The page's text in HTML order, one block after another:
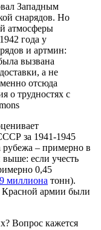
Западным
снарядов. Но
атмосферы
года у
и артмин:
вызвана
а не
отсюда
о трудностях с
за 1941-1945
рубежа – примерно в
если учесть
0,45
миллиона тонн).
Красной армии были
Вопрос кажется